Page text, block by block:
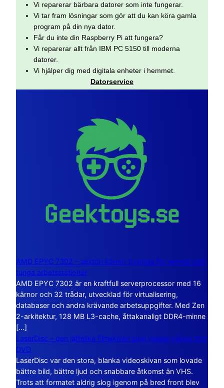
Vi reparerar bärbara datorer som inte fungerar.
Vi tar fram lösningar som gör att du kan köra gamla
program på din nya dator.
Får du inte din Raspberry Pi att fungera?
Vi reparerar allt från IBM PC 5150 till moderna
datorer.
Vi hjälper dig med digitala enheter i hemmet.
Datorservice
AMD EPYC 7302 – sexton kärnor byggda för servrar och
tunga arbetsstationer
AMD EPYC 7302 är en kraftfull serverprocessor med 16
kärnor och 32 trådar, utvecklad för virtualisering,
databaser och andra krävande arbetsuppgifter. Med Zen
2-arkitektur, 128 MB L3-cache, åttakanaligt DDR4-minne
[…]
LaserDisc – den jättelika filmskivan som visade vägen mot
DVD
LaserDisc var den stora, blanka videoskivan som lovade
bättre bild, bättre ljud och snabbare åtkomst än VHS.
Trots att formatet aldrig slog igenom på bred front blev